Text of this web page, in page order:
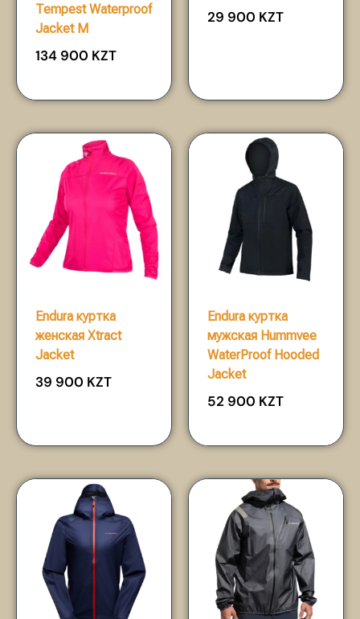
Tempest Waterproof
Jacket M
134 900 KZT
29 900 KZT
Endura куртка
женская Xtract
Jacket
39 900 KZT
Endura куртка
мужская Hummvee
WaterProof Hooded
Jacket
52 900 KZT